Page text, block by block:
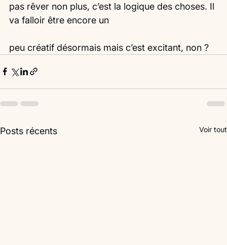
pas rêver non plus, c’est la logique des choses. Il
va falloir être encore un
peu créatif désormais mais c’est excitant, non ?
Posts récents Voir tout